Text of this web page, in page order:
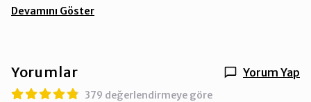
Devamını Göster
Yorumlar Yorum Yap
379 değerlendirmeye göre